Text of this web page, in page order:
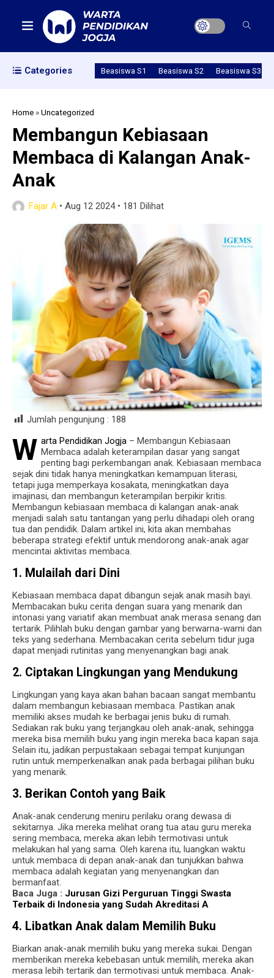
Categories Beasiswa S1 Beasiswa S2 Beasiswa S3
Home »Uncategorized
Membangun Kebiasaan
Membaca di Kalangan Anak-
Anak
Fajar A • Aug 12 2024• 181 Dilihat
Jumlah pengunjung : 188
W arta Pendidikan Jogja – Membangun Kebiasaan
Membaca adalah keterampilan dasar yang sangat
penting bagi perkembangan anak. Kebiasaan membaca
sejak dini tidak hanya meningkatkan kemampuan literasi,
tetapi juga memperkaya kosakata, meningkatkan daya
imajinasi, dan membangun keterampilan berpikir kritis.
Membangun kebiasaan membaca di kalangan anak-anak
menjadi salah satu tantangan yang perlu dihadapi oleh orang
tua dan pendidik. Dalam artikel ini, kita akan membahas
beberapa strategi efektif untuk mendorong anak-anak agar
mencintai aktivitas membaca.
1. Mulailah dari Dini
Kebiasaan membaca dapat dibangun sejak anak masih bayi.
Membacakan buku cerita dengan suara yang menarik dan
intonasi yang variatif akan membuat anak merasa senang dan
tertarik. Pilihlah buku dengan gambar yang berwarna-warni dan
teks yang sederhana. Membacakan cerita sebelum tidur juga
dapat menjadi rutinitas yang menyenangkan bagi anak.
2. Ciptakan Lingkungan yang Mendukung
Lingkungan yang kaya akan bahan bacaan sangat membantu
dalam membangun kebiasaan membaca. Pastikan anak
memiliki akses mudah ke berbagai jenis buku di rumah.
Sediakan rak buku yang terjangkau oleh anak-anak, sehingga
mereka bisa memilih buku yang ingin mereka baca kapan saja.
Selain itu, jadikan perpustakaan sebagai tempat kunjungan
rutin untuk memperkenalkan anak pada berbagai pilihan buku
yang menarik.
3. Berikan Contoh yang Baik
Anak-anak cenderung meniru perilaku orang dewasa di
sekitarnya. Jika mereka melihat orang tua atau guru mereka
sering membaca, mereka akan lebih termotivasi untuk
melakukan hal yang sama. Oleh karena itu, luangkan waktu
untuk membaca di depan anak-anak dan tunjukkan bahwa
membaca adalah kegiatan yang menyenangkan dan
bermanfaat.
Baca Juga : Jurusan Gizi Perguruan Tinggi Swasta
Terbaik di Indonesia yang Sudah Akreditasi A
4. Libatkan Anak dalam Memilih Buku
Biarkan anak-anak memilih buku yang mereka sukai. Dengan
memberikan mereka kebebasan untuk memilih, mereka akan
merasa lebih tertarik dan termotivasi untuk membaca. Anak-